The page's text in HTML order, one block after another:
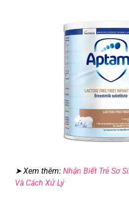
➤ Xem thêm: Nhận Biết Trẻ Sơ
Và Cách Xử Lý